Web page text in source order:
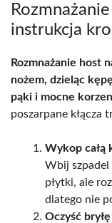
instrukcja
Rozmnażanie host
nożem, dzieląc
pąki i mocne
poszarpane kłącza
Wykop całą
Wbij szpadel
płytki, ale
dlatego nie
Oczyść